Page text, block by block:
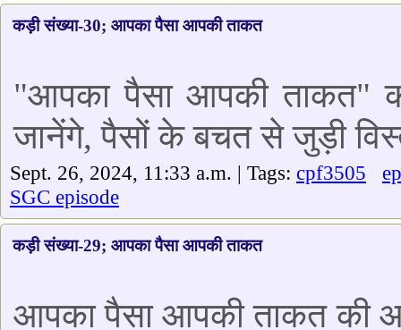
कड़ी संख्या-30; आपका पैसा आपकी ताकत
"आपका पैसा आपकी ताकत"
जानेंगे, पैसों के बचत से जुड़ी
Sept. 26, 2024, 11:33 a.m. | Tags: cpf3505
SGC episode
कड़ी संख्या-29; आपका पैसा आपकी ताकत
आपका पैसा आपकी ताकत की